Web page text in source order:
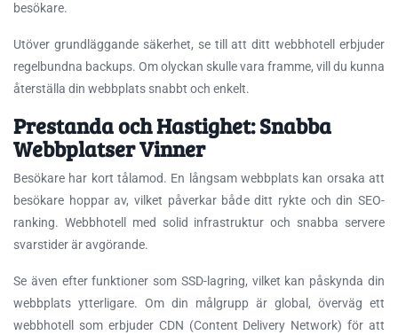
besökare.
Utöver grundläggande säkerhet, se till att ditt webbhotell erbjuder
regelbundna backups. Om olyckan skulle vara framme, vill du kunna
återställa din webbplats snabbt och enkelt.
Prestanda och Hastighet: Snabba
Webbplatser Vinner
Besökare har kort tålamod. En långsam webbplats kan orsaka att
besökare hoppar av, vilket påverkar både ditt rykte och din SEO-
ranking. Webbhotell med solid infrastruktur och snabba servere
svarstider är avgörande.
Se även efter funktioner som SSD-lagring, vilket kan påskynda din
webbplats ytterligare. Om din målgrupp är global, överväg ett
webbhotell som erbjuder CDN (Content Delivery Network) för att